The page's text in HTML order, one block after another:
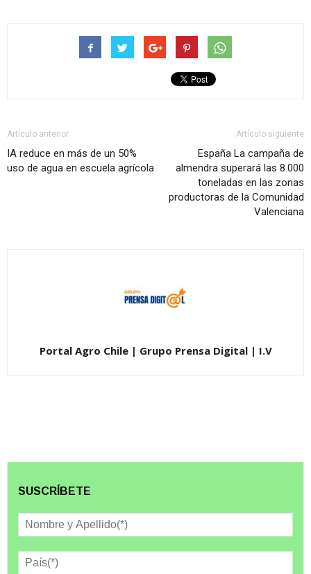
Artículo anterior
IA reduce en más de un 50%
uso de agua en escuela agrícola
Artículo siguiente
España La campaña de
almendra superará las 8.000
toneladas en las zonas
productoras de la Comunidad
Valenciana
Portal Agro Chile | Grupo Prensa Digital | I.V
SUSCRÍBETE